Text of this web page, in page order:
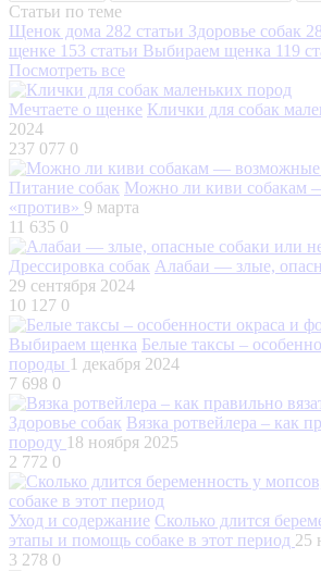
Статьи по теме
Щенок дома 282 статьи Здоровье собак
щенке 153 статьи Выбираем щенка 119
Посмотреть все
Мечтаете о щенке Клички для собак
2024
237 077 0
Питание собак Можно ли киви собакам
«против» 9 марта
11 635 0
Дрессировка собак Алабаи — злые,
29 сентября 2024
10 127 0
Выбираем щенка Белые таксы –
породы 1 декабря 2024
7 698 0
Здоровье собак Вязка ротвейлера – как
породу 18 ноября 2025
2 772 0
Уход и содержание Сколько длится
этапы и помощь собаке в этот период 25
3 278 0